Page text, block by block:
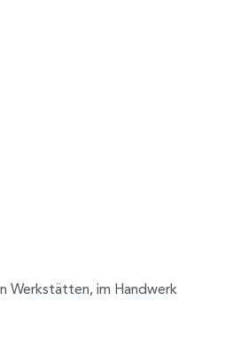
Werkstätten, im Handwerk